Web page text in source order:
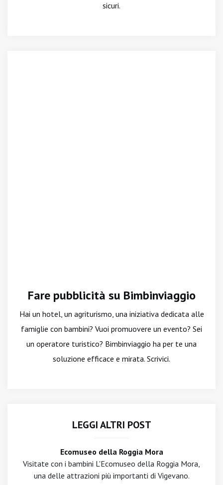
sicuri.
Fare pubblicità su Bimbinviaggio
Hai un hotel, un agriturismo, una iniziativa dedicata alle
famiglie con bambini? Vuoi promuovere un evento? Sei
un operatore turistico? Bimbinviaggio ha per te una
soluzione efficace e mirata. Scrivici.
LEGGI ALTRI POST
Ecomuseo della Roggia Mora
Visitate con i bambini L'Ecomuseo della Roggia Mora,
una delle attrazioni più importanti di Vigevano.